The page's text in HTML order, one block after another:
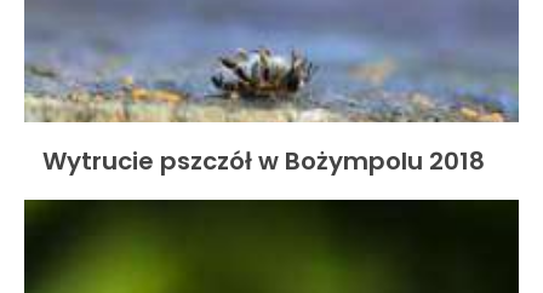
Wytrucie pszczół w Bożympolu 2018